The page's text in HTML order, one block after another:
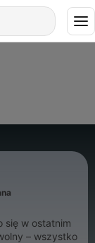
– wszystko